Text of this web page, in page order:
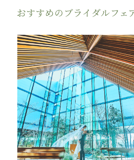
国産和牛ハーフコース試食も
円相当）
ギフト券プレゼント】
おすすめのブライダルフェ